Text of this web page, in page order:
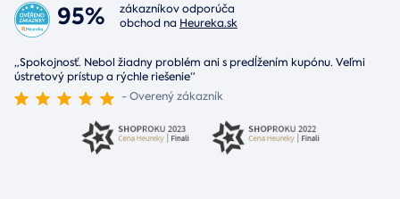
95%
zákazníkov odporúča
obchod na Heureka.sk
„Spokojnosť. Nebol žiadny problém ani s predĺžením kupónu. Veľmi
ústretový prístup a rýchle riešenie“
- Overený zákazník